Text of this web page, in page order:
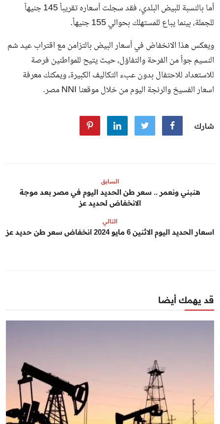
أما بالنسبة للبيض البلدي، فقد سجلت أسعاره تقريباً 145 جنيهاً
للجملة، بينما يباع للمستهلك بحوالي 155 جنيهاً.
ويعكس هذا الانخفاض في أسعار البيض بالتزامن مع اقتراب عيد شم
النسيم جواً من الفرحة والتفاؤل، حيث يتيح للمواطنين فرصة
للاستعداد للاحتفال بدون عبء التكاليف الكبيرة، ويمكنك معرفة
اسعار الفسيخ والرنجة اليوم من خلال موقعنا NNI مصر.
شارك
السابق
هنبني ونعمر .. سعر طن الحديد اليوم في مصر بعد موجة
الانخفاض لحديد عز
التالي
اسعار الحديد اليوم الاثنين 6 مايو 2024 انخفاض سعر طن حديد عز
قد يهمك أيضا